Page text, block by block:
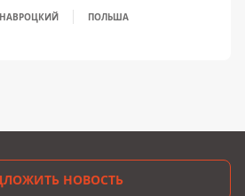
ПОЛЬША
НОВОСТЬ